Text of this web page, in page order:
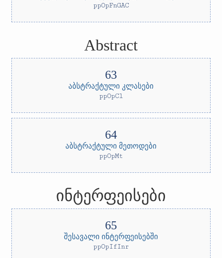
ppOpFnGAC
Abstract
აბსტრაქტული კლასები
ppOpCl
აბსტრაქტული მეთოდები
ppOpMt
ინტერფეისები
შესავალი ინტერფეისებში
ppOpIfInr